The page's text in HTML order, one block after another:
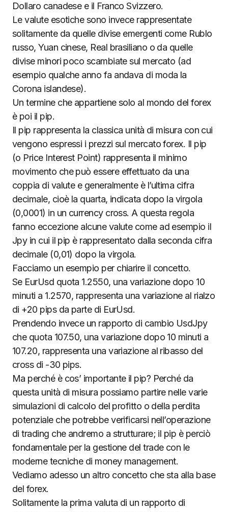
Dollaro canadese e il Franco Svizzero.
Le valute esotiche sono invece rappresentate
solitamente da quelle divise emergenti come Rublo
russo, Yuan cinese, Real brasiliano o da quelle
divise minori poco scambiate sul mercato (ad
esempio qualche anno fa andava di moda la
Corona islandese).
Un termine che appartiene solo al mondo del forex
è poi il pip.
Il pip rappresenta la classica unità di misura con cui
vengono espressi i prezzi sul mercato forex. Il pip
(o Price Interest Point) rappresenta il minimo
movimento che può essere effettuato da una
coppia di valute e generalmente è l’ultima cifra
decimale, cioè la quarta, indicata dopo la virgola
(0,0001) in un currency cross. A questa regola
fanno eccezione alcune valute come ad esempio il
Jpy in cui il pip è rappresentato dalla seconda cifra
decimale (0,01) dopo la virgola.
Facciamo un esempio per chiarire il concetto.
Se EurUsd quota 1.2550, una variazione dopo 10
minuti a 1.2570, rappresenta una variazione al rialzo
di +20 pips da parte di EurUsd.
Prendendo invece un rapporto di cambio UsdJpy
che quota 107.50, una variazione dopo 10 minuti a
107.20, rappresenta una variazione al ribasso del
cross di -30 pips.
Ma perché è cos’ importante il pip? Perché da
questa unità di misura possiamo partire nelle varie
simulazioni di calcolo del profitto o della perdita
potenziale che potrebbe verificarsi nell’operazione
di trading che andremo a strutturare; il pip è perciò
fondamentale per la gestione del trade con le
moderne tecniche di money management.
Vediamo adesso un altro concetto che sta alla base
del forex.
Solitamente la prima valuta di un rapporto di